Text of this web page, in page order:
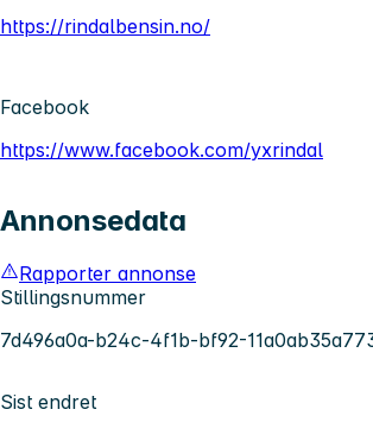
https://rindalbensin.no/
Facebook
https://www.facebook.com/yxrindal
Annonsedata
Rapporter annonse
Stillingsnummer
7d496a0a-b24c-4f1b-bf92-
Sist endret